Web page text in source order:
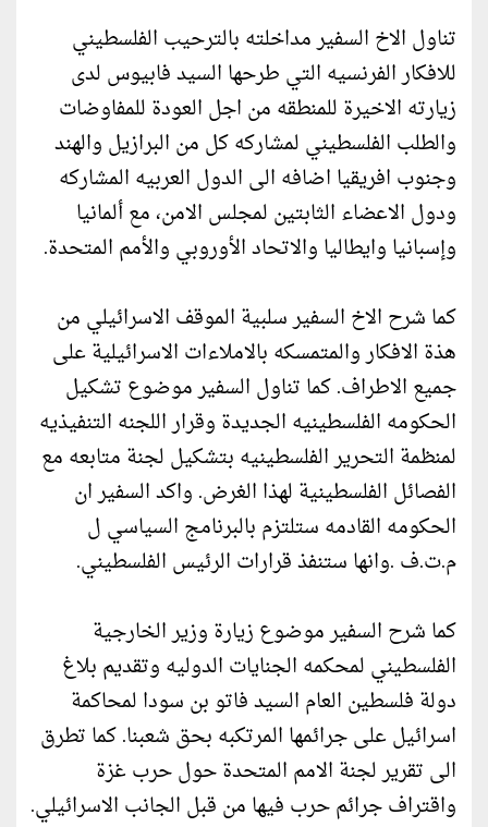
تناول الاخ السفير مداخلته بالترحيب الفلسطيني
للافكار الفرنسيه التي طرحها السيد فابيوس لدى
زيارته الاخيرة للمنطقه من اجل العودة للمفاوضات
والطلب الفلسطيني لمشاركه كل من البرازيل والهند
وجنوب افريقيا اضافه الى الدول العربيه المشاركه
ودول الاعضاء الثابتين لمجلس الامن، مع ألمانيا
وإسبانيا وايطاليا والاتحاد الأوروبي والأمم المتحدة.
كما شرح الاخ السفير سلبية الموقف الاسرائيلي من
هذة الافكار والمتمسكه بالاملاءات الاسرائيلية على
جميع الاطراف. كما تناول السفير موضوع تشكيل
الحكومه الفلسطينيه الجديدة وقرار اللجنه التنفيذيه
لمنظمة التحرير الفلسطينيه بتشكيل لجنة متابعه مع
الفصائل الفلسطينية لهذا الغرض. واكد السفير ان
الحكومه القادمه ستلتزم بالبرنامج السياسي ل
م.ت.ف .وانها ستنفذ قرارات الرئيس الفلسطيني.
كما شرح السفير موضوع زيارة وزير الخارجية
الفلسطيني لمحكمه الجنايات الدوليه وتقديم بلاغ
دولة فلسطين العام السيد فاتو بن سودا لمحاكمة
اسرائيل على جرائمها المرتكبه بحق شعبنا. كما تطرق
الى تقرير لجنة الامم المتحدة حول حرب غزة
واقتراف جرائم حرب فيها من قبل الجانب الاسرائيلي.